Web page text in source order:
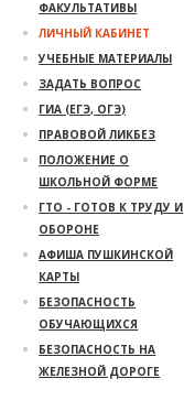
ФАКУЛЬТАТИВЫ
ЛИЧНЫЙ КАБИНЕТ
УЧЕБНЫЕ МАТЕРИАЛЫ
ЗАДАТЬ ВОПРОС
ГИА (ЕГЭ, ОГЭ)
ПРАВОВОЙ ЛИКБЕЗ
ПОЛОЖЕНИЕ О
ШКОЛЬНОЙ ФОРМЕ
ГТО - ГОТОВ К ТРУДУ И
ОБОРОНЕ
АФИША ПУШКИНСКОЙ
КАРТЫ
БЕЗОПАСНОСТЬ
ОБУЧАЮЩИХСЯ
БЕЗОПАСНОСТЬ НА
ЖЕЛЕЗНОЙ ДОРОГЕ